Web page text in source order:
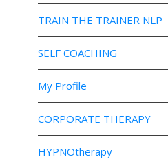
TRAIN THE TRAINER NLP
SELF COACHING
My Profile
CORPORATE THERAPY
HYPNOtherapy